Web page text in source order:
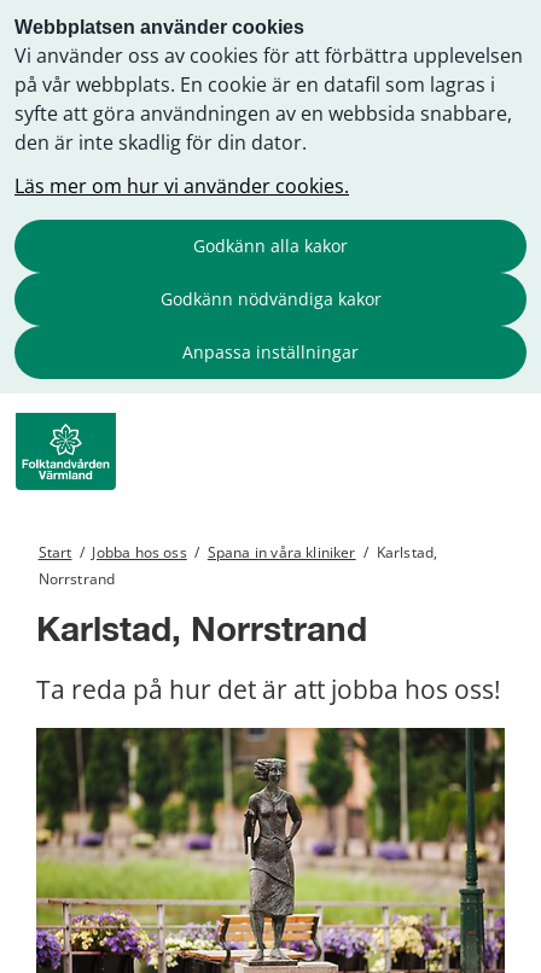
Webbplatsen använder cookies
Vi använder oss av cookies för att förbättra upplevelsen
på vår webbplats. En cookie är en datafil som lagras i
syfte att göra användningen av en webbsida snabbare,
den är inte skadlig för din dator.
Läs mer om hur vi använder cookies.
Godkänn alla kakor
Godkänn nödvändiga kakor
Anpassa inställningar
Start / Jobba hos oss / Spana in våra kliniker / Karlstad,
Norrstrand
Karlstad, Norrstrand
Ta reda på hur det är att jobba hos oss!